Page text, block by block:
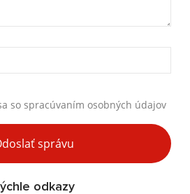
so spracúvaním osobných údajov
správu
odkazy